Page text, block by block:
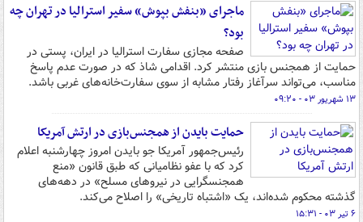
ماجرای «بنفش بپوش» سفیر استرالیا در تهران چه
بود؟
صفحه مجازی سفارت استرالیا در ایران، پستی در
حمایت از همجنس بازی منتشر کرد. اقدامی شاذ که در صورت عدم پاسخ
مناسب، می‌تواند سرآغاز رفتار مشابه از سوی سفارت‌خانه‌های غربی باشد.
۱۳ شهریور ۰۳ - ۰۹:۲۰
حمایت بایدن از همجنس‌بازی در ارتش آمریکا
رئیس‌جمهور آمریکا جو بایدن امروز چهارشنبه اعلام
کرد که با عفو نظامیانی که طبق قانون «منع
همجنسگرایی در نیروهای مسلح» در دهه‌های
گذشته محکوم شده‌اند، یک «اشتباه تاریخی» را اصلاح ‌می‌کند.
۶ تیر ۰۳ - ۱۵:۳۱